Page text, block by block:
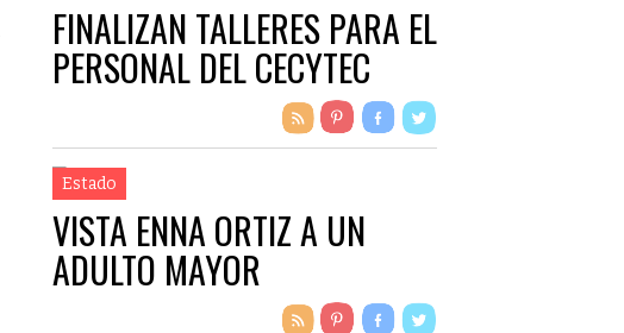
FINALIZAN TALLERES PARA EL
PERSONAL DEL CECYTEC
Estado
VISTA ENNA ORTIZ A UN
ADULTO MAYOR